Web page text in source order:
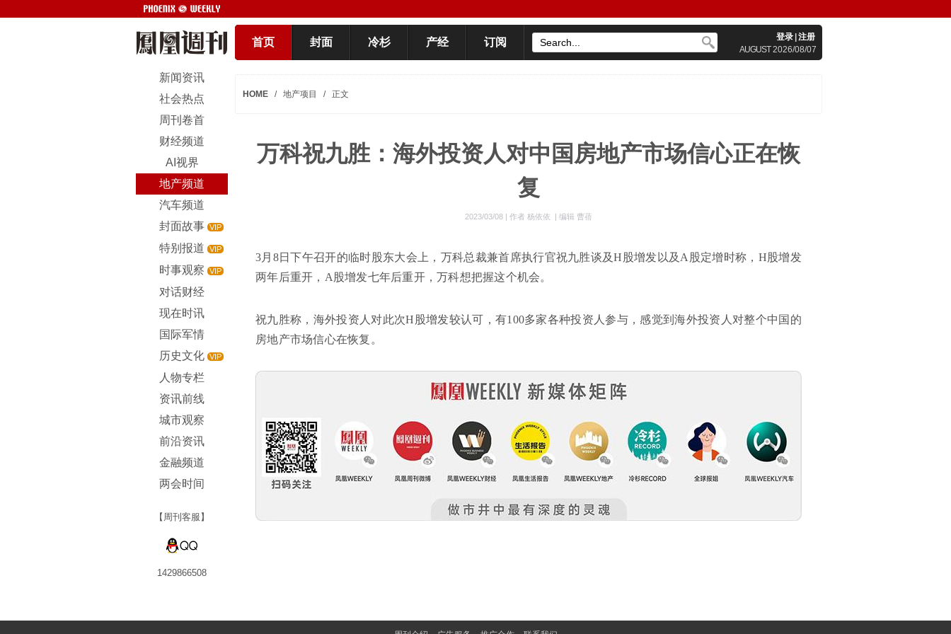
首页 封面 冷杉 产经 订阅 登录 注册
AUGUST2026/08/07
新闻资讯
社会热点
周刊卷首
财经频道
AI视界
地产频道
汽车频道
封面故事 VIP
特别报道 VIP
时事观察 VIP
对话财经
现在时讯
国际军情
历史文化 VIP
人物专栏
资讯前线
城市观察
前沿资讯
金融频道
两会时间
【周刊客服】
1429866508
HOME / 地产项目 / 正文
万科祝九胜：海外投资人对中国房地产市场信心正在恢
复
2023/03/08 | 作者 杨依依 | 编辑 曹蓓
3月8日下午召开的临时股东大会上，万科总裁兼首席执行官祝九胜谈及H股增发以及A股定增时称，H股增发
两年后重开，A股增发七年后重开，万科想把握这个机会。
祝九胜称，海外投资人对此次H股增发较认可，有100多家各种投资人参与，感觉到海外投资人对整个中国的
房地产市场信心在恢复。